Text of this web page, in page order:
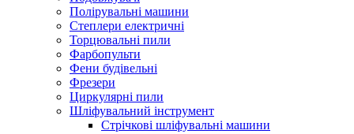
Полірувальні машини
Степлери електричні
Торцювальні пили
Фарбопульти
Фени будівельні
Фрезери
Циркулярні пили
Шліфувальний інструмент
Cтрічкові шліфувальні машини